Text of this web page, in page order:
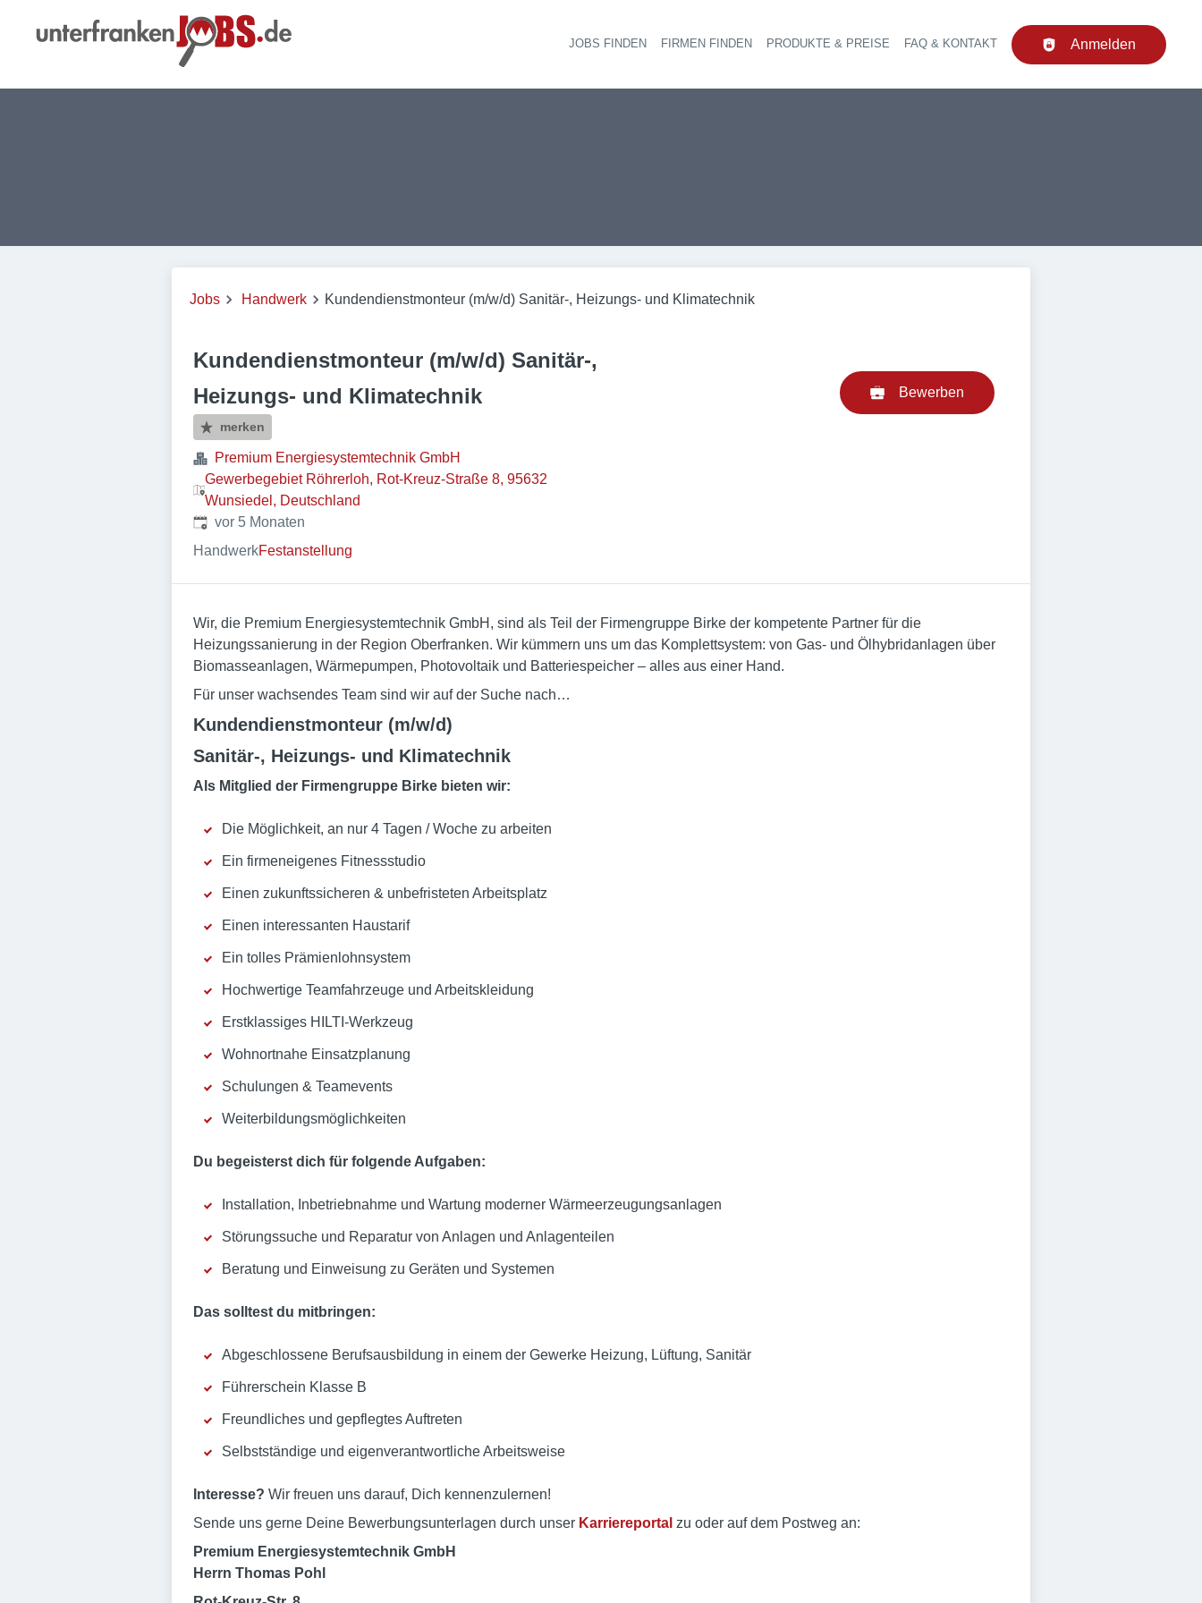
Haupt-Navigation
JOBS FINDEN FIRMEN FINDEN PRODUKTE & PREISE FAQ & KONTAKT Anmelden
Jobs Handwerk Kundendienstmonteur (m/w/d) Sanitär-, Heizungs- und Klimatechnik
Kundendienstmonteur (m/w/d) Sanitär-,
Heizungs- und Klimatechnik
merken
Premium Energiesystemtechnik GmbH
Gewerbegebiet Röhrerloh, Rot-Kreuz-Straße 8, 95632
Wunsiedel, Deutschland
Veröffentlicht:
vor 5 Monaten
HandwerkFestanstellung
Bewerben
Wir, die Premium Energiesystemtechnik GmbH, sind als Teil der Firmengruppe Birke der kompetente Partner für die
Heizungssanierung in der Region Oberfranken. Wir kümmern uns um das Komplettsystem: von Gas- und Ölhybridanlagen über
Biomasseanlagen, Wärmepumpen, Photovoltaik und Batteriespeicher – alles aus einer Hand.
Für unser wachsendes Team sind wir auf der Suche nach…
Kundendienstmonteur (m/w/d)
Sanitär-, Heizungs- und Klimatechnik
Als Mitglied der Firmengruppe Birke bieten wir:
Die Möglichkeit, an nur 4 Tagen / Woche zu arbeiten
Ein firmeneigenes Fitnessstudio
Einen zukunftssicheren & unbefristeten Arbeitsplatz
Einen interessanten Haustarif
Ein tolles Prämienlohnsystem
Hochwertige Teamfahrzeuge und Arbeitskleidung
Erstklassiges HILTI-Werkzeug
Wohnortnahe Einsatzplanung
Schulungen & Teamevents
Weiterbildungsmöglichkeiten
Du begeisterst dich für folgende Aufgaben:
Installation, Inbetriebnahme und Wartung moderner Wärmeerzeugungsanlagen
Störungssuche und Reparatur von Anlagen und Anlagenteilen
Beratung und Einweisung zu Geräten und Systemen
Das solltest du mitbringen:
Abgeschlossene Berufsausbildung in einem der Gewerke Heizung, Lüftung, Sanitär
Führerschein Klasse B
Freundliches und gepflegtes Auftreten
Selbstständige und eigenverantwortliche Arbeitsweise
Interesse? Wir freuen uns darauf, Dich kennenzulernen!
Sende uns gerne Deine Bewerbungsunterlagen durch unser Karriereportal zu oder auf dem Postweg an:
Premium Energiesystemtechnik GmbH
Herrn Thomas Pohl